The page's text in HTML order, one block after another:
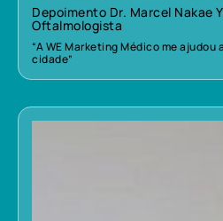
Depoimento Dr. Marcel Nakae
Oftalmologista
“A WE Marketing Médico me ajudou
cidade”